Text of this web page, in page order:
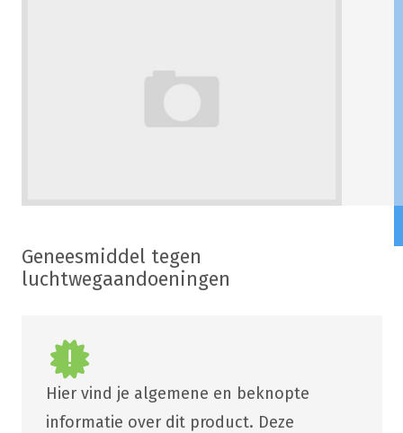
Geneesmiddel tegen
luchtwegaandoeningen
Hier vind je algemene en beknopte
informatie over dit product. Deze